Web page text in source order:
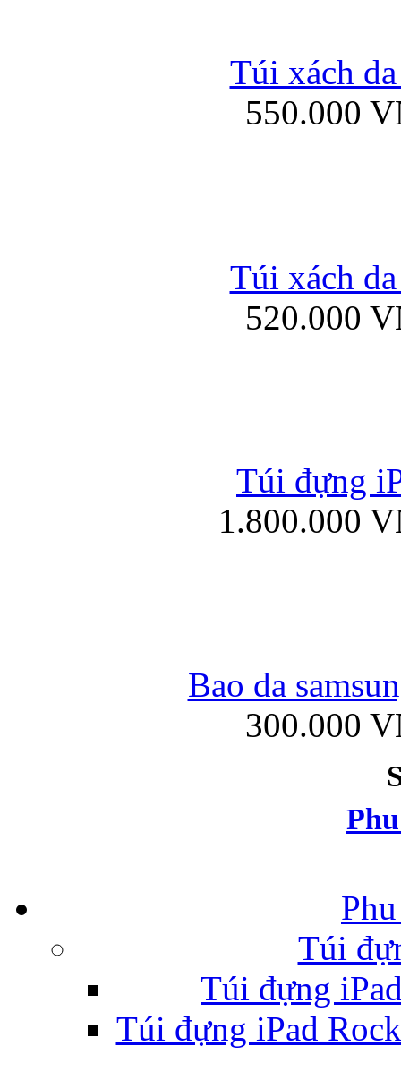
Bao da iPad
Túi xách da
Bao da Samsung
Ốp lưng Samsung
Túi xách
550.000
Túi xách
520.000
Túi đựng
1.800.000
Bao da
300.000
Túi
Túi đựng
Túi đựng iPad